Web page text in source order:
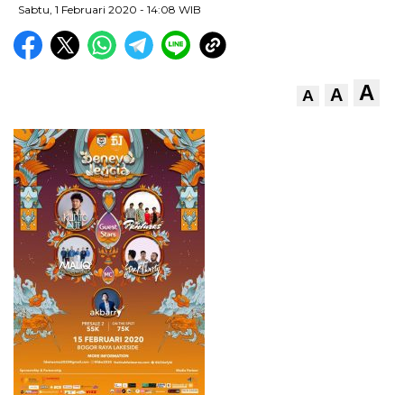
Sabtu, 1 Februari 2020 - 14:08 WIB
A A A